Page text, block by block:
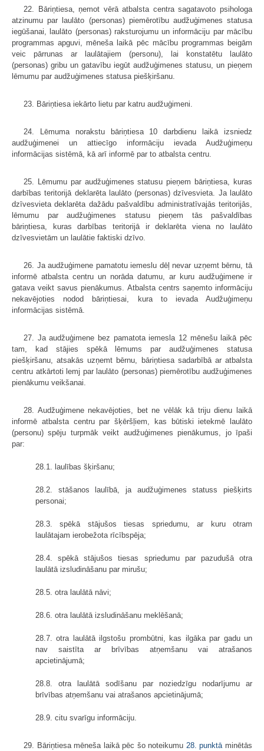
22. Bāriņtiesa, ņemot vērā atbalsta centra sagatavoto psihologa
atzinumu par laulāto (personas) piemērotību audžuģimenes statusa
iegūšanai, laulāto (personas) raksturojumu un informāciju par mācību
programmas apguvi, mēneša laikā pēc mācību programmas beigām
veic pārrunas ar laulātajiem (personu), lai konstatētu laulāto
(personas) gribu un gatavību iegūt audžuģimenes statusu, un pieņem
lēmumu par audžuģimenes statusa piešķiršanu.
23. Bāriņtiesa iekārto lietu par katru audžuģimeni.
24. Lēmuma norakstu bāriņtiesa 10 darbdienu laikā izsniedz
audžuģimenei un attiecīgo informāciju ievada Audžuģimeņu
informācijas sistēmā, kā arī informē par to atbalsta centru.
25. Lēmumu par audžuģimenes statusu pieņem bāriņtiesa, kuras
darbības teritorijā deklarēta laulāto (personas) dzīvesvieta. Ja laulāto
dzīvesvieta deklarēta dažādu pašvaldību administratīvajās teritorijās,
lēmumu par audžuģimenes statusu pieņem tās pašvaldības
bāriņtiesa, kuras darbības teritorijā ir deklarēta viena no laulāto
dzīvesvietām un laulātie faktiski dzīvo.
26. Ja audžuģimene pamatotu iemeslu dēļ nevar uzņemt bērnu, tā
informē atbalsta centru un norāda datumu, ar kuru audžuģimene ir
gatava veikt savus pienākumus. Atbalsta centrs saņemto informāciju
nekavējoties nodod bāriņtiesai, kura to ievada Audžuģimeņu
informācijas sistēmā.
27. Ja audžuģimene bez pamatota iemesla 12 mēnešu laikā pēc
tam, kad stājies spēkā lēmums par audžuģimenes statusa
piešķiršanu, atsakās uzņemt bērnu, bāriņtiesa sadarbībā ar atbalsta
centru atkārtoti lemj par laulāto (personas) piemērotību audžuģimenes
pienākumu veikšanai.
28. Audžuģimene nekavējoties, bet ne vēlāk kā triju dienu laikā
informē atbalsta centru par šķēršļiem, kas būtiski ietekmē laulāto
(personu) spēju turpmāk veikt audžuģimenes pienākumus, jo īpaši
par:
28.1. laulības šķiršanu;
28.2. stāšanos laulībā, ja audžuģimenes statuss piešķirts
personai;
28.3. spēkā stājušos tiesas spriedumu, ar kuru otram
laulātajam ierobežota rīcībspēja;
28.4. spēkā stājušos tiesas spriedumu par pazudušā otra
laulātā izsludināšanu par mirušu;
28.5. otra laulātā nāvi;
28.6. otra laulātā izsludināšanu meklēšanā;
28.7. otra laulātā ilgstošu prombūtni, kas ilgāka par gadu un
nav saistīta ar brīvības atņemšanu vai atrašanos
apcietinājumā;
28.8. otra laulātā sodīšanu par noziedzīgu nodarījumu ar
brīvības atņemšanu vai atrašanos apcietinājumā;
28.9. citu svarīgu informāciju.
29. Bāriņtiesa mēneša laikā pēc šo noteikumu 28. punktā minētās